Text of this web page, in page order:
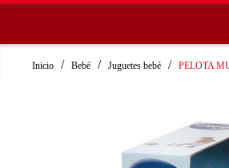
Inicio Bebé Juguetes bebé PELOTA